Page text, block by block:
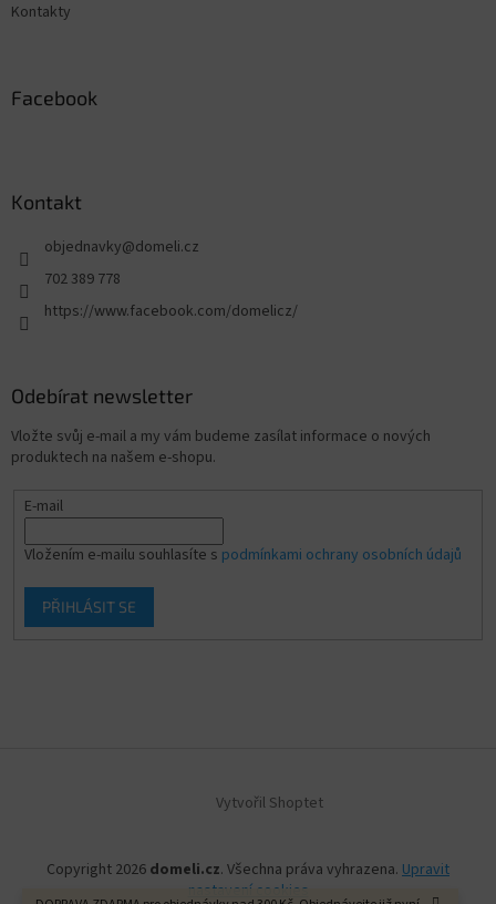
Kontakty
Facebook
Kontakt
objednavky@domeli.cz
702 389 778
https://www.facebook.com/domelicz/
Odebírat newsletter
Vložte svůj e-mail a my vám budeme zasílat informace o nových
produktech na našem e-shopu.
E-mail
Vložením e-mailu souhlasíte s podmínkami ochrany osobních údajů
PŘIHLÁSIT SE
Vytvořil Shoptet
Copyright 2026 domeli.cz. Všechna práva vyhrazena. Upravit
nastavení cookies